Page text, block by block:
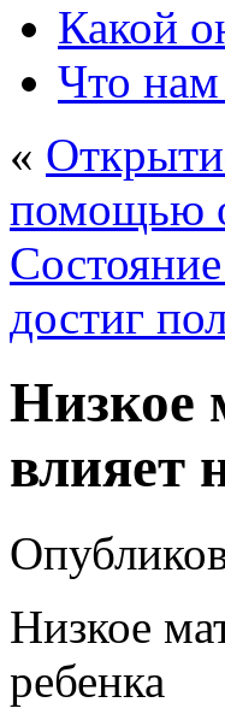
Какой
Что
«
помощью
достиг
Низкое
влияет
Низкое
ребенка